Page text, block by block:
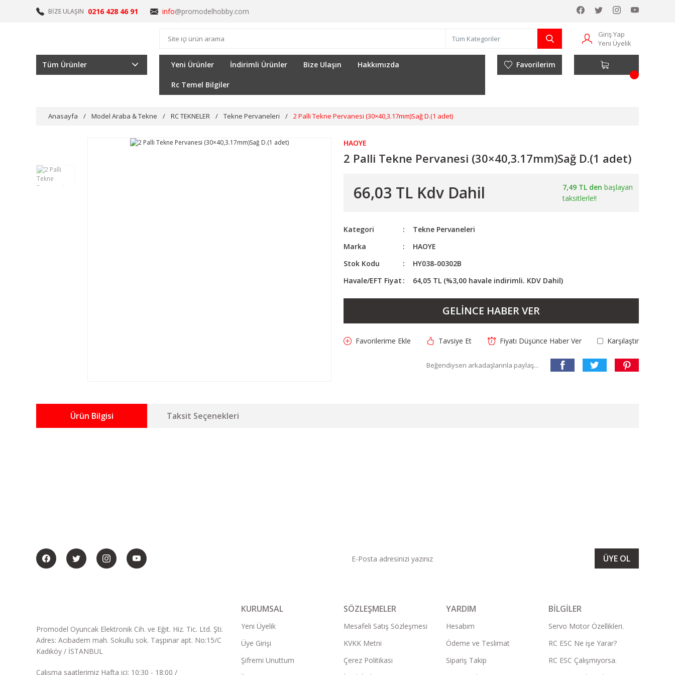
BİZE ULAŞIN 0216 428 46 91 info@promodelhobby.com
Giriş Yap
Yeni Üyelik
Tüm Ürünler Yeni Ürünler İndirimli Ürünler Bize Ulaşın Hakkımızda
Rc Temel Bilgiler
Favorilerim
Anasayfa Model Araba & Tekne RC TEKNELER Tekne Pervaneleri 2 Palli Tekne Pervanesi (30×40,3.17mm)Sağ D.(1 adet)
HAOYE
2 Palli Tekne Pervanesi (30×40,3.17mm)Sağ D.(1 adet)
66,03 TL Kdv Dahil 7,49 TL den başlayan
taksitlerle!!
Kategori
Tekne Pervaneleri
Marka
HAOYE
Stok Kodu
HY038-00302B
Havale/EFT Fiyat
64,05 TL (%3,00 havale indirimli. KDV Dahil)
GELİNCE HABER VER
Tavsiye Et Fiyatı Düşünce Haber Ver Karşılaştır
Beğendiysen arkadaşlarınla paylaş...
Ürün Bilgisi Taksit Seçenekleri
ÜYE OL
Promodel Oyuncak Elektronik Cih. ve Eğit. Hiz. Tic. Ltd. Şti.
Adres: Acıbadem mah. Sokullu sok. Taşpınar apt. No:15/C
Kadıköy / İSTANBUL
Çalışma saatlerimiz Hafta içi: 10:30 - 18:00 /
KURUMSAL
Yeni Üyelik
Üye Girişi
Şifremi Unuttum
SÖZLEŞMELER
Mesafeli Satış Sözleşmesi
KVKK Metni
Çerez Politikası
YARDIM
Hesabım
Ödeme ve Teslimat
Sipariş Takip
BİLGİLER
Servo Motor Özellikleri.
RC ESC Ne işe Yarar?
RC ESC Çalışmıyorsa.